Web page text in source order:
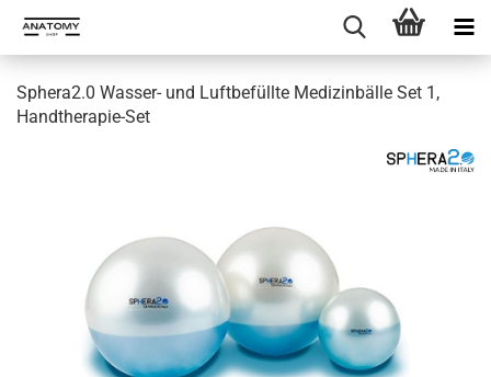
Sphera2.0 Wasser- und Luftbefüllte Medizinbälle Set 1,
Handtherapie-Set